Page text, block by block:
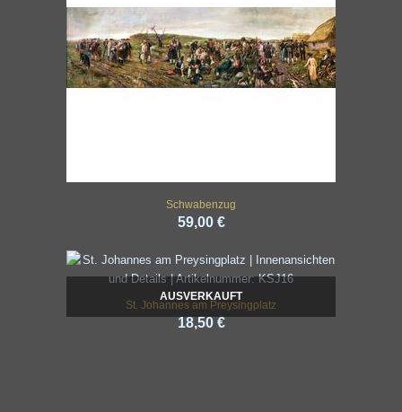
Schwabenzug
59,00 €
AUSVERKAUFT
St. Johannes am Preysingplatz
18,50 €